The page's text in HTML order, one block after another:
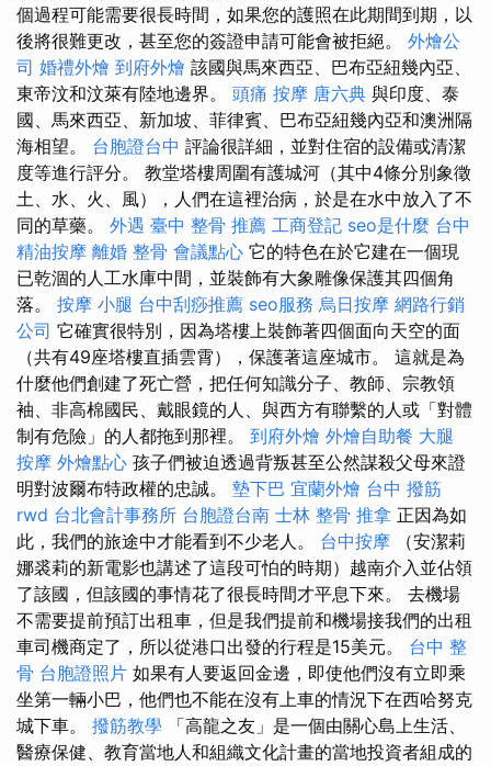
個過程可能需要很長時間，如果您的護照在此期間到期，以
後將很難更改，甚至您的簽證申請可能會被拒絕。 外燴公
司 婚禮外燴 到府外燴 該國與馬來西亞、巴布亞紐幾內亞、
東帝汶和汶萊有陸地邊界。 頭痛 按摩 唐六典 與印度、泰
國、馬來西亞、新加坡、菲律賓、巴布亞紐幾內亞和澳洲隔
海相望。 台胞證台中 評論很詳細，並對住宿的設備或清潔
度等進行評分。 教堂塔樓周圍有護城河（其中4條分別象徵
土、水、火、風），人們在這裡治病，於是在水中放入了不
同的草藥。 外遇 臺中 整骨 推薦 工商登記 seo是什麼 台中
精油按摩 離婚 整骨 會議點心 它的特色在於它建在一個現
已乾涸的人工水庫中間，並裝飾有大象雕像保護其四個角
落。 按摩 小腿 台中刮痧推薦 seo服務 烏日按摩 網路行銷
公司 它確實很特別，因為塔樓上裝飾著四個面向天空的面
（共有49座塔樓直插雲霄），保護著這座城市。 這就是為
什麼他們創建了死亡營，把任何知識分子、教師、宗教領
袖、非高棉國民、戴眼鏡的人、與西方有聯繫的人或「對體
制有危險」的人都拖到那裡。 到府外燴 外燴自助餐 大腿
按摩 外燴點心 孩子們被迫透過背叛甚至公然謀殺父母來證
明對波爾布特政權的忠誠。 墊下巴 宜蘭外燴 台中 撥筋
rwd 台北會計事務所 台胞證台南 士林 整骨 推拿 正因為如
此，我們的旅途中才能看到不少老人。 台中按摩 （安潔莉
娜裘莉的新電影也講述了這段可怕的時期）越南介入並佔領
了該國，但該國的事情花了很長時間才平息下來。 去機場
不需要提前預訂出租車，但是我們提前和機場接我們的出租
車司機商定了，所以從港口出發的行程是15美元。 台中 整
骨 台胞證照片 如果有人要返回金邊，即使他們沒有立即乘
坐第一輛小巴，他們也不能在沒有上車的情況下在西哈努克
城下車。 撥筋教學 「高龍之友」是一個由關心島上生活、
醫療保健、教育當地人和組織文化計畫的當地投資者組成的